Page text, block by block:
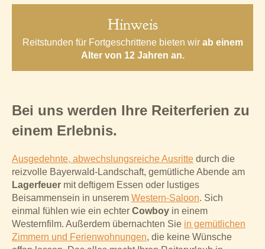
Hinweis
Reitstunden für Fortgeschrittene bieten wir ab einem
Alter von 12 Jahren an.
Bei uns werden Ihre Reiterferien zu
einem Erlebnis.
Ausgedehnte, abwechslungsreiche Ausritte durch die
reizvolle Bayerwald-Landschaft, gemütliche Abende am
Lagerfeuer mit deftigem Essen oder lustiges
Beisammensein in unserem Western-Saloon. Sich
einmal fühlen wie ein echter Cowboy in einem
Westernfilm. Außerdem übernachten Sie in gemütlichen
Zimmern und Ferienwohnungen, die keine Wünsche